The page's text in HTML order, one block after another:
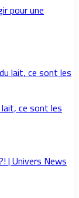
pour une
ce sont les